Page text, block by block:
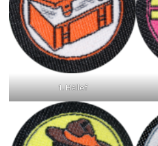
1. Hëllef